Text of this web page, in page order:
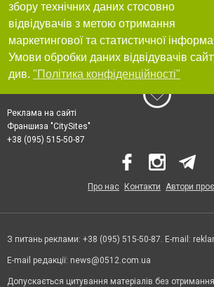
збору технічних даних стосовно
відвідувачів з метою отримання
маркетингової та статистичної
Умови обробки даних відвідувачів
див. "Політика конфіденційності"
Реклама на сайті
Франшиза "CitySites"
+38 (095) 515-50-87
Про нас Контакти Автори
З питань реклами: +38 (095) 515-50-87. E-mail:
E-mail редакції: news@0512.com.ua
Допускається цитування матеріалів без